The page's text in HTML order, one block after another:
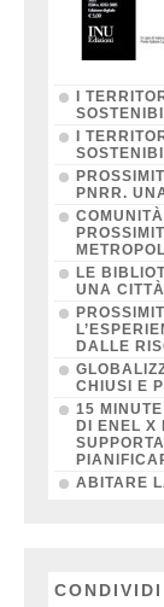
I
I
PNRR.
LE
UNA
DALLE
CHIUSI E
15
DI ENEL X
ABITARE
CONDIVIDI